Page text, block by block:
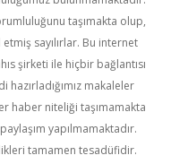
taşımakta olup,
sayılırlar. Bu internet
şirketi ile hiçbir bağlantısı
hazırladığımız makaleler
haber niteliği taşımamakta
yapılmamaktadır.
tamamen tesadüfidir.